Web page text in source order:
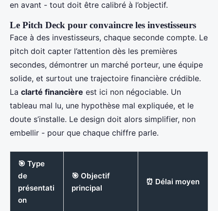
en avant - tout doit être calibré à l’objectif.
Le Pitch Deck pour convaincre les investisseurs
Face à des investisseurs, chaque seconde compte. Le
pitch doit capter l’attention dès les premières
secondes, démontrer un marché porteur, une équipe
solide, et surtout une trajectoire financière crédible.
La clarté financière est ici non négociable. Un
tableau mal lu, une hypothèse mal expliquée, et le
doute s’installe. Le design doit alors simplifier, non
embellir - pour que chaque chiffre parle.
🎯 Type
de
présentati
on
🎯 Objectif
principal
⏰ Délai moyen